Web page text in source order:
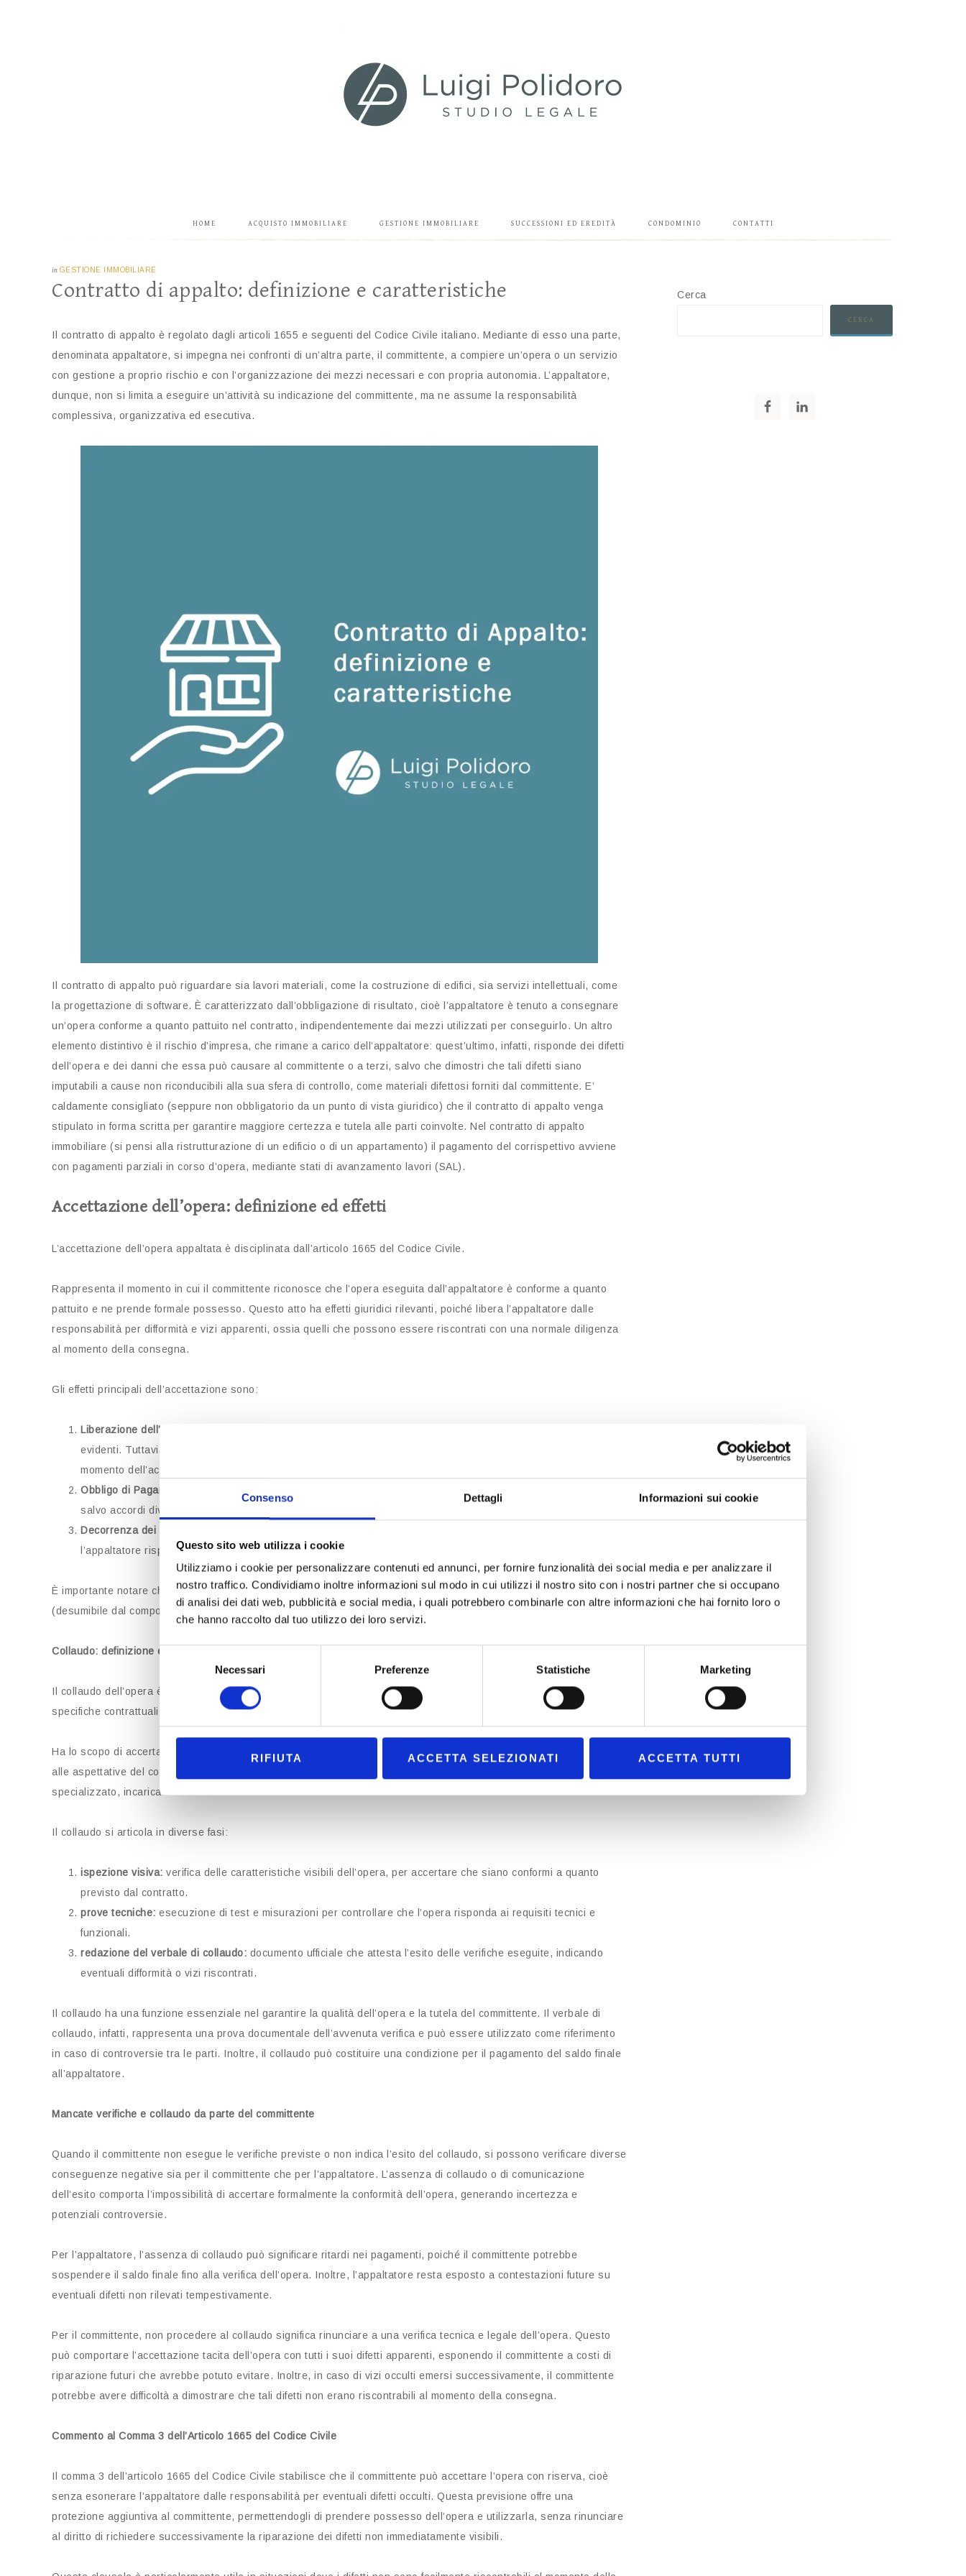
Consenso Dettagli Informazioni sui cookie
Questo sito web utilizza i cookie
Utilizziamo i cookie per personalizzare contenuti ed annunci, per fornire funzionalità dei social media e per analizzare il
nostro traffico. Condividiamo inoltre informazioni sul modo in cui utilizzi il nostro sito con i nostri partner che si occupano
di analisi dei dati web, pubblicità e social media, i quali potrebbero combinarle con altre informazioni che hai fornito loro o
che hanno raccolto dal tuo utilizzo dei loro servizi.
Selezione
consenso
Necessari Preferenze Statistiche Marketing
RIFIUTA ACCETTA SELEZIONATI ACCETTA TUTTI
HOME ACQUISTO IMMOBILIARE GESTIONE IMMOBILIARE SUCCESSIONI ED EREDITÀ CONDOMINIO CONTATTI
in GESTIONE IMMOBILIARE
Contratto di appalto: definizione e caratteristiche
Il contratto di appalto è regolato dagli articoli 1655 e seguenti del Codice Civile italiano. Mediante di esso una parte,
denominata appaltatore, si impegna nei confronti di un’altra parte, il committente, a compiere un’opera o un servizio
con gestione a proprio rischio e con l’organizzazione dei mezzi necessari e con propria autonomia. L’appaltatore,
dunque, non si limita a eseguire un’attività su indicazione del committente, ma ne assume la responsabilità
complessiva, organizzativa ed esecutiva.
Il contratto di appalto può riguardare sia lavori materiali, come la costruzione di edifici, sia servizi intellettuali, come
la progettazione di software. È caratterizzato dall’obbligazione di risultato, cioè l’appaltatore è tenuto a consegnare
un’opera conforme a quanto pattuito nel contratto, indipendentemente dai mezzi utilizzati per conseguirlo. Un altro
elemento distintivo è il rischio d’impresa, che rimane a carico dell’appaltatore: quest’ultimo, infatti, risponde dei difetti
dell’opera e dei danni che essa può causare al committente o a terzi, salvo che dimostri che tali difetti siano
imputabili a cause non riconducibili alla sua sfera di controllo, come materiali difettosi forniti dal committente. E’
caldamente consigliato (seppure non obbligatorio da un punto di vista giuridico) che il contratto di appalto venga
stipulato in forma scritta per garantire maggiore certezza e tutela alle parti coinvolte. Nel contratto di appalto
immobiliare (si pensi alla ristrutturazione di un edificio o di un appartamento) il pagamento del corrispettivo avviene
con pagamenti parziali in corso d’opera, mediante stati di avanzamento lavori (SAL).
Accettazione dell’opera: definizione ed effetti
L’accettazione dell’opera appaltata è disciplinata dall’articolo 1665 del Codice Civile.
Rappresenta il momento in cui il committente riconosce che l’opera eseguita dall’appaltatore è conforme a quanto
pattuito e ne prende formale possesso. Questo atto ha effetti giuridici rilevanti, poiché libera l’appaltatore dalle
responsabilità per difformità e vizi apparenti, ossia quelli che possono essere riscontrati con una normale diligenza
al momento della consegna.
Gli effetti principali dell’accettazione sono:
Liberazione dell’Appaltatore:
evidenti. Tuttavia, egli resta responsabile per i vizi occulti, cioè quelli che non potevano essere rilevati al
momento dell’accettazione e che emergono successivamente.
Obbligo di Pagamento:
salvo accordi diversi.
Decorrenza dei Termini di Garanzia:
l’appaltatore risponde per eventuali difetti occulti che si manifestino.
È importante notare che l’accettazione può essere espressa (dichiarazione formale del committente) o tacita
(desumibile dal comportamento concludente del committente, come l’utilizzo dell’opera senza riserve).
Collaudo: definizione e funzione
Il collaudo dell’opera è una procedura tecnica volta a verificare che l’opera realizzata sia conforme ai requisiti e alle
specifiche contrattuali.
Ha lo scopo di accertare la qualità dei lavori eseguiti, l’aderenza alle normative vigenti e la rispondenza dell’opera
alle aspettative del committente; può essere eseguito da un soggetto terzo, generalmente un tecnico o un ente
specializzato, incaricato dal committente.
Il collaudo si articola in diverse fasi:
ispezione visiva: verifica delle caratteristiche visibili dell’opera, per accertare che siano conformi a quanto
previsto dal contratto.
prove tecniche: esecuzione di test e misurazioni per controllare che l’opera risponda ai requisiti tecnici e
funzionali.
redazione del verbale di collaudo: documento ufficiale che attesta l’esito delle verifiche eseguite, indicando
eventuali difformità o vizi riscontrati.
Il collaudo ha una funzione essenziale nel garantire la qualità dell’opera e la tutela del committente. Il verbale di
collaudo, infatti, rappresenta una prova documentale dell’avvenuta verifica e può essere utilizzato come riferimento
in caso di controversie tra le parti. Inoltre, il collaudo può costituire una condizione per il pagamento del saldo finale
all’appaltatore.
Mancate verifiche e collaudo da parte del committente
Quando il committente non esegue le verifiche previste o non indica l’esito del collaudo, si possono verificare diverse
conseguenze negative sia per il committente che per l’appaltatore. L’assenza di collaudo o di comunicazione
dell’esito comporta l’impossibilità di accertare formalmente la conformità dell’opera, generando incertezza e
potenziali controversie.
Per l’appaltatore, l’assenza di collaudo può significare ritardi nei pagamenti, poiché il committente potrebbe
sospendere il saldo finale fino alla verifica dell’opera. Inoltre, l’appaltatore resta esposto a contestazioni future su
eventuali difetti non rilevati tempestivamente.
Per il committente, non procedere al collaudo significa rinunciare a una verifica tecnica e legale dell’opera. Questo
può comportare l’accettazione tacita dell’opera con tutti i suoi difetti apparenti, esponendo il committente a costi di
riparazione futuri che avrebbe potuto evitare. Inoltre, in caso di vizi occulti emersi successivamente, il committente
potrebbe avere difficoltà a dimostrare che tali difetti non erano riscontrabili al momento della consegna.
Commento al Comma 3 dell’Articolo 1665 del Codice Civile
Il comma 3 dell’articolo 1665 del Codice Civile stabilisce che il committente può accettare l’opera con riserva, cioè
senza esonerare l’appaltatore dalle responsabilità per eventuali difetti occulti. Questa previsione offre una
protezione aggiuntiva al committente, permettendogli di prendere possesso dell’opera e utilizzarla, senza rinunciare
al diritto di richiedere successivamente la riparazione dei difetti non immediatamente visibili.
Cerca
CERCA